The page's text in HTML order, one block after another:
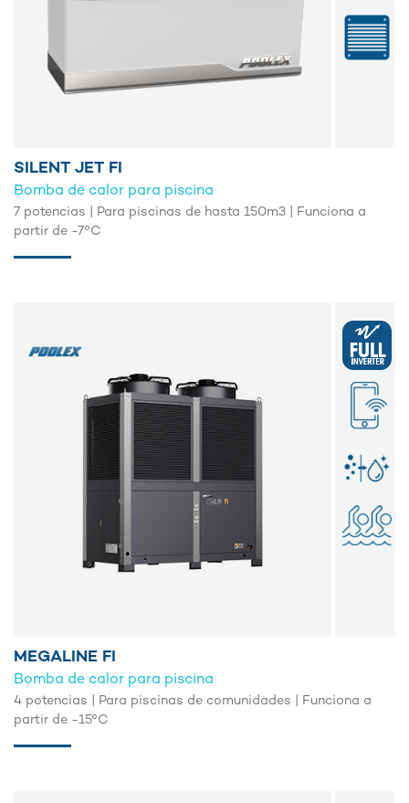
SILENT JET FI
Bomba de calor para piscina
7 potencias | Para piscinas de hasta 150m3 | Funciona a
partir de -7°C
MEGALINE FI
Bomba de calor para piscina
4 potencias | Para piscinas de comunidades | Funciona a
partir de -15°C